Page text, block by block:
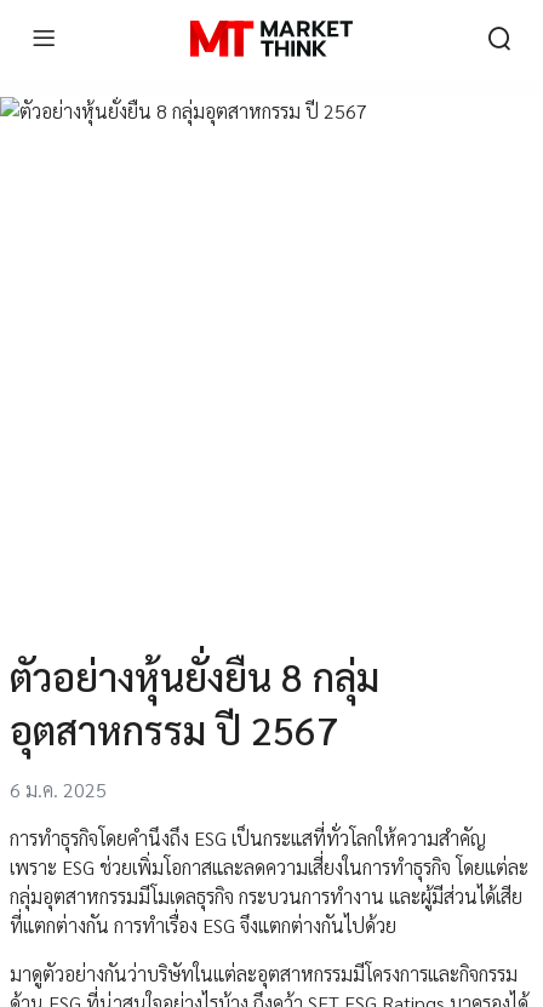
ตัวอย่างหุ้นยั่งยืน 8 กลุ่ม
อุตสาหกรรม ปี 2567
6 ม.ค. 2025
การทำธุรกิจโดยคำนึงถึง ESG เป็นกระแสที่ทั่วโลกให้ความสำคัญ
เพราะ ESG ช่วยเพิ่มโอกาสและลดความเสี่ยงในการทำธุรกิจ โดยแต่ละ
กลุ่มอุตสาหกรรมมีโมเดลธุรกิจ กระบวนการทำงาน และผู้มีส่วนได้เสีย
ที่แตกต่างกัน การทำเรื่อง ESG จึงแตกต่างกันไปด้วย
มาดูตัวอย่างกันว่าบริษัทในแต่ละอุตสาหกรรมมีโครงการและกิจกรรม